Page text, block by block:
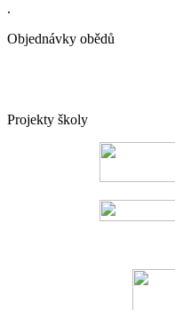
.
Objednávky obědů
Projekty školy